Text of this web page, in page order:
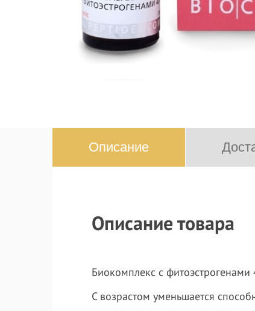
Описание
Описание товара
Биокомплекс с фитоэстрогенами
С возрастом уменьшается